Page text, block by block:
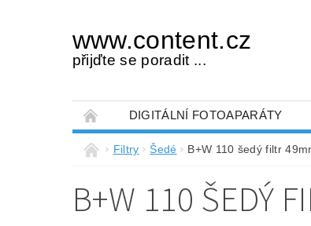
www.content.cz
přijďte se poradit ...
DIGITÁLNÍ FOTOAPARÁTY
OBCHODNÍ PODMÍNKY
Filtry Šedé B+W 110 šedý filtr
B+W 110 ŠEDÝ